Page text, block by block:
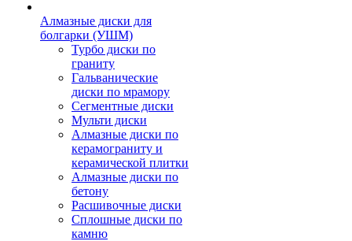
Алмазные диски для
болгарки (УШМ)
Турбо диски по
граниту
Гальванические
диски по мрамору
Сегментные диски
Мульти диски
Алмазные диски по
керамограниту и
керамической плитки
Алмазные диски по
бетону
Расшивочные диски
Сплошные диски по
камню